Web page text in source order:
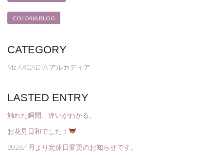
COLORIA BLOG
CATEGORY
Mz ARCADIA アルカディア
LASTED ENTRY
触れた瞬間、違いがわかる。
お花見日和でした！
2026.4月より定休日変更のお知らせです。